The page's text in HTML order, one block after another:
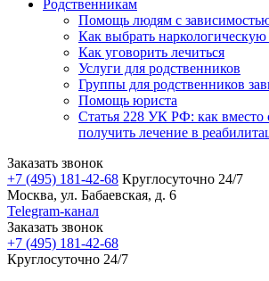
Родственникам
Помощь людям с
Как выбрать
Как уговорить лечиться
Услуги для родственников
Группы для родственников
Помощь юриста
Статья 228 УК РФ: как вместо
получить лечение в
Заказать звонок
+7 (495) 181-42-68 Круглосуточно 24/7
Москва, ул. Бабаевская, д. 6
Telegram-канал
Заказать звонок
+7 (495) 181-42-68
Круглосуточно 24/7